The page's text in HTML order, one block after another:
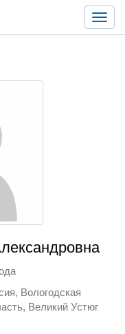
Вологодская
Великий Устюг